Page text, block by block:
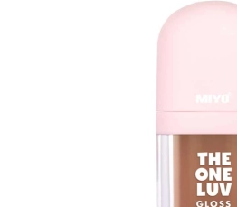
No tengo cuenta aquí
Al crear una cuenta
rápidamente, revisar
Ines
colori